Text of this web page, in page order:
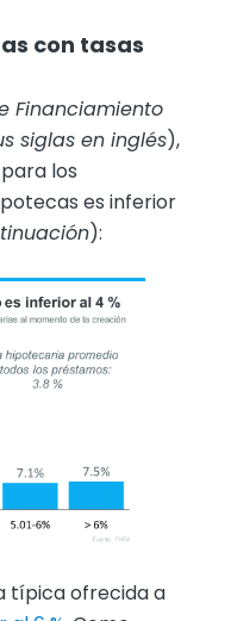
con tasas
Financiamiento
siglas en inglés),
los
es inferior
):
típica ofrecida a